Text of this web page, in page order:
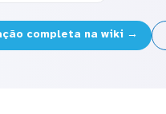
completa na wiki →